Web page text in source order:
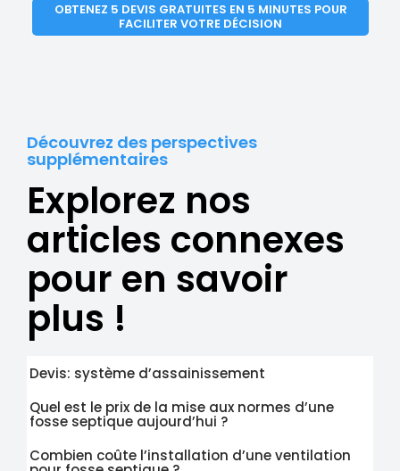
OBTENEZ 5 DEVIS GRATUITES EN 5 MINUTES POUR
FACILITER VOTRE DÉCISION
Découvrez des perspectives
supplémentaires
Explorez nos
articles connexes
pour en savoir
plus !
Devis: système d’assainissement
Quel est le prix de la mise aux normes d’une
fosse septique aujourd’hui ?
Combien coûte l’installation d’une ventilation